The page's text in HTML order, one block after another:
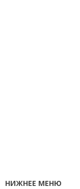
НИЖНЕЕ МЕНЮ